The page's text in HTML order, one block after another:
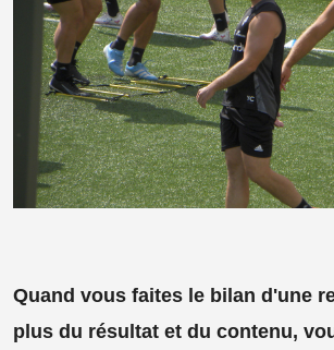
Quand vous faites le bilan d'une
plus du résultat et du contenu,